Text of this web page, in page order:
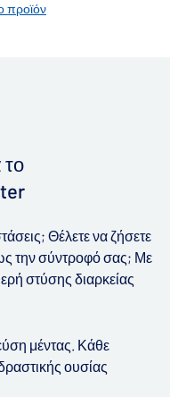
προϊόν
το
; Θέλετε να ζήσετε
την σύντροφό σας; Με
στύσης διαρκείας
μέντας. Κάθε
ουσίας